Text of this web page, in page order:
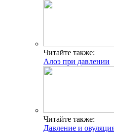
Читайте также:
Алоэ при давлении
Читайте также:
Давление и